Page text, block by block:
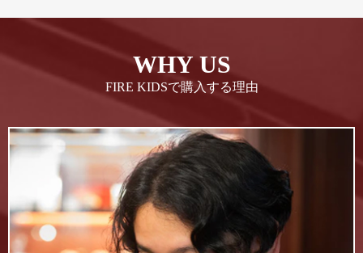
WHY US
FIRE KIDSで購入する理由